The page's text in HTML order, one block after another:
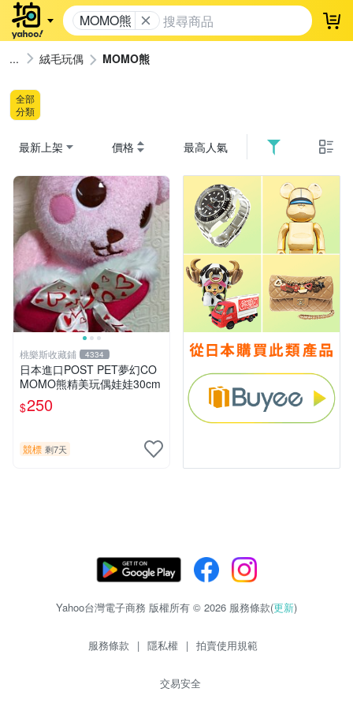
MOMO熊 登
絨毛玩偶 MOMO熊
全部
分類
最新上架 價格 最高人氣
桃樂斯收藏鋪 4334
日本進口POST PET夢幻CO
MOMO熊精美玩偶娃娃30cm
$250
競標 剩7天
Yahoo台灣電子商務 版權所有 © 2026 服務條款(更新)
服務條款 | 隱私權 | 拍賣使用規範
交易安全